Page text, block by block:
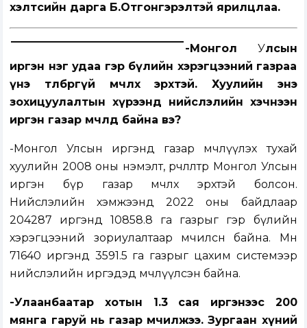
хэлтсийн дарга Б.Отгонгэрэлтэй ярилцлаа.
-Монгол Улсын
иргэн нэг удаа гэр бүлийн хэрэгцээний газраа
үнэ төлбөргүй өмчлөх эрхтэй. Хуулийн энэ
зохицуулалтын хүрээнд нийслэлийн хэчнээн
иргэн газар өмчлөөд байна вэ?
-Монгол Улсын иргэнд газар өмчлүүлэх тухай
хуулийн 2008 оны нэмэлт, өөрчлөлтөөр Монгол Улсын
иргэн бүр газар өмчлөх эрхтэй болсон.
Нийслэлийн хэмжээнд 2022 оны байдлаар
204287 иргэнд 10858.8 га газрыг гэр бүлийн
хэрэгцээний зориулалтаар өмчилсөн байна. Мөн
71640 иргэнд 3591.5 га газрыг цахим системээр
нийслэлийн иргэдэд өмчлүүлсэн байна.
-Улаанбаатар хотын 1.3 сая иргэнээс 200
мянга гаруй нь газар өмчилжээ. Зургаан хүний